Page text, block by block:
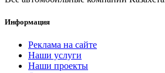
Информация
Реклама на сайте
Наши услуги
Наши проекты